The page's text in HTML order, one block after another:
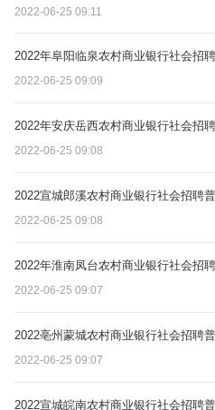
2022-06-25 09:11
2022年阜阳临泉农村商业银行社会招
2022-06-25 09:09
2022年安庆岳西农村商业银行社会招
2022-06-25 09:08
2022宣城郎溪农村商业银行社会招聘
2022-06-25 09:08
2022年淮南凤台农村商业银行社会招
2022-06-25 09:07
2022亳州蒙城农村商业银行社会招聘
2022-06-25 09:07
2022宣城皖南农村商业银行社会招聘